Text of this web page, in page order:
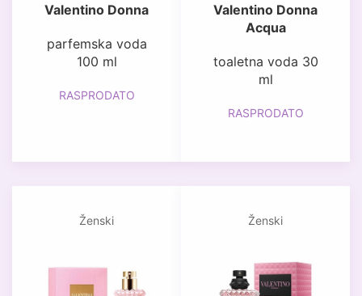
Valentino Donna
parfemska voda
100 ml
RASPRODATO
Valentino Donna
Acqua
toaletna voda 30
ml
RASPRODATO
Ženski Ženski